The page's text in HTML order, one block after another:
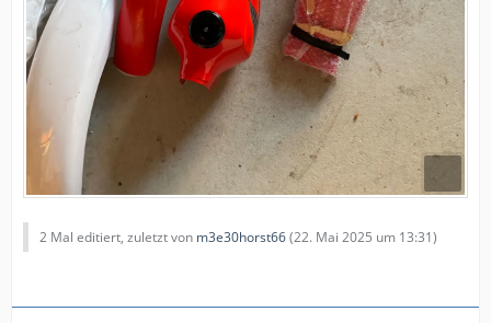
2 Mal editiert, zuletzt von m3e30horst66(22. Mai 2025 um 13:31)